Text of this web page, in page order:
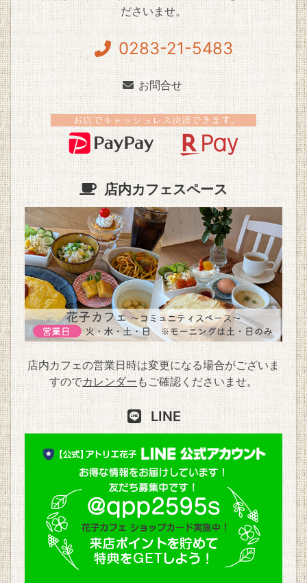
ださいませ。
0283-21-5483
お問合せ
店内カフェスペース
店内カフェの営業日時は変更になる場合がございま
すのでカレンダー もご確認くださいませ。
LINE